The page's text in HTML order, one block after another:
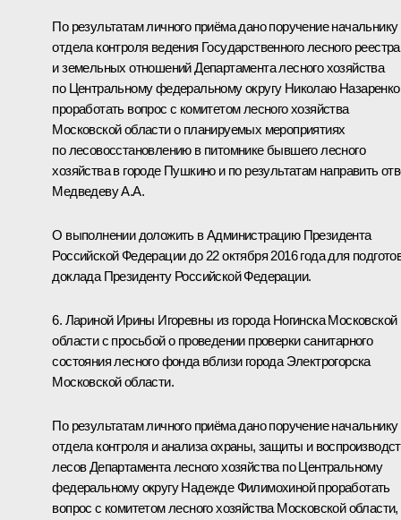
По результатам личного приёма дано поручение начальнику
отдела контроля ведения Государственного лесного реестра
и земельных отношений Департамента лесного хозяйства
по Центральному федеральному округу Николаю Назаренко
проработать вопрос с комитетом лесного хозяйства
Московской области о планируемых мероприятиях
по лесовосстановлению в питомнике бывшего лесного
хозяйства в городе Пушкино и по результатам направить
Медведеву А.А.
О выполнении доложить в Администрацию Президента
Российской Федерации до 22 октября 2016 года для
доклада Президенту Российской Федерации.
6. Лариной Ирины Игоревны из города Ногинска Московской
области с просьбой о проведении проверки санитарного
состояния лесного фонда вблизи города Электрогорска
Московской области.
По результатам личного приёма дано поручение начальнику
отдела контроля и анализа охраны, защиты и
лесов Департамента лесного хозяйства по Центральному
федеральному округу Надежде Филимохиной проработать
вопрос с комитетом лесного хозяйства Московской области,